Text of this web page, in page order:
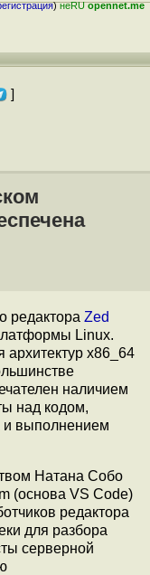
)неRUopennet.me
]
редактора Zed
Linux.
архитектур x86_64
наличием
над кодом,
и выполнением
Натана Собо
(основа VS Code)
редактора
для разбора
серверной